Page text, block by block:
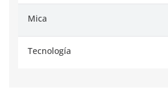
Mica
Tecnología